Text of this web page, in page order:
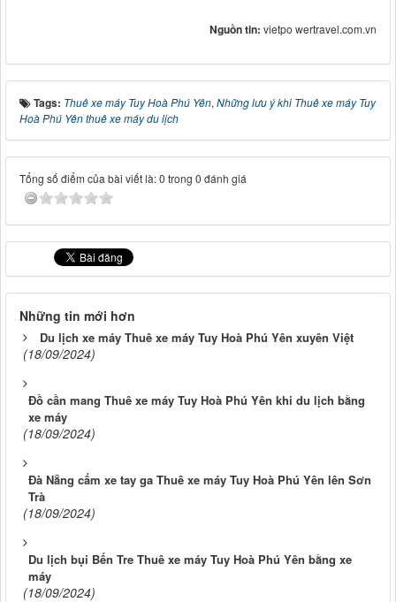
Nguồn tin: vietpo wertravel.com.vn
Tags: Thuê xe máy Tuy Hoà Phú Yên, Những lưu ý khi Thuê xe máy Tuy
Hoà Phú Yên thuê xe máy du lịch
Tổng số điểm của bài viết là: 0 trong 0 đánh giá
Những tin mới hơn
Du lịch xe máy Thuê xe máy Tuy Hoà Phú Yên xuyên Việt
(18/09/2024)
Đồ cần mang Thuê xe máy Tuy Hoà Phú Yên khi du lịch bằng
xe máy
(18/09/2024)
Đà Nẵng cấm xe tay ga Thuê xe máy Tuy Hoà Phú Yên lên Sơn
Trà
(18/09/2024)
Du lịch bụi Bến Tre Thuê xe máy Tuy Hoà Phú Yên bằng xe
máy
(18/09/2024)